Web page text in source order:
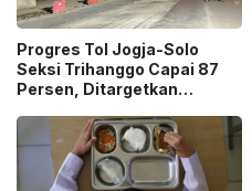
Progres Tol Jogja-Solo
Seksi Trihanggo Capai 87
Persen, Ditargetkan
Bawen Agustus 2026